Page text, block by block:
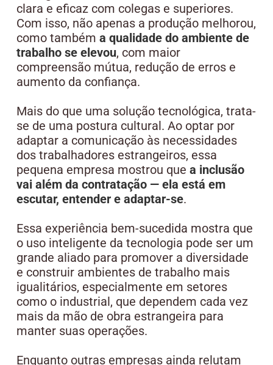
clara e eficaz com colegas e superiores.
Com isso, não apenas a produção melhorou,
como também a qualidade do ambiente de
trabalho se elevou, com maior
compreensão mútua, redução de erros e
aumento da confiança.
Mais do que uma solução tecnológica, trata-
se de uma postura cultural. Ao optar por
adaptar a comunicação às necessidades
dos trabalhadores estrangeiros, essa
pequena empresa mostrou que a inclusão
vai além da contratação — ela está em
escutar, entender e adaptar-se.
Essa experiência bem-sucedida mostra que
o uso inteligente da tecnologia pode ser um
grande aliado para promover a diversidade
e construir ambientes de trabalho mais
igualitários, especialmente em setores
como o industrial, que dependem cada vez
mais da mão de obra estrangeira para
manter suas operações.
Enquanto outras empresas ainda relutam